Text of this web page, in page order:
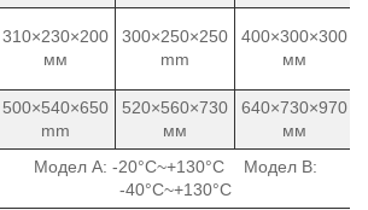
310×230×200
мм
300×250×250
mm
400×300×300
мм
500×540×650
mm
520×560×730
мм
640×730×970
мм
Модел A: -20°C~+130°C Модел B:
-40°C~+130°C